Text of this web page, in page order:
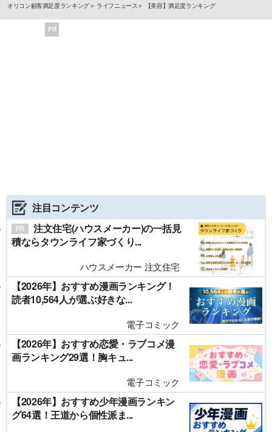
オリコン顧客満足度ランキング ライフニュース 【美容】満足度ランキング
PR
注目コンテンツ
注文住宅(ハウスメーカー)の一括見
積ならタウンライフ家づくり...
ハウスメーカー 注文住宅
【2026年】おすすめ漫画ランキング！
読者10,564人が選ぶ好きな...
電子コミック
【2026年】おすすめ恋愛・ラブコメ漫
画ランキング29選！胸キュ...
電子コミック
【2026年】おすすめ少年漫画ランキン
グ64選！王道から個性派ま...